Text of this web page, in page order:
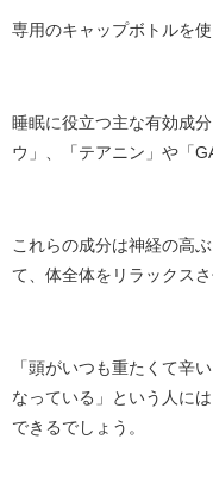
専用のキャップボトルを
睡眠に役立つ主な有効成
ウ」、「テアニン」や「
これらの成分は神経の高
て、体全体をリラックス
「頭がいつも重たくて辛
なっている」という人に
できるでしょう。